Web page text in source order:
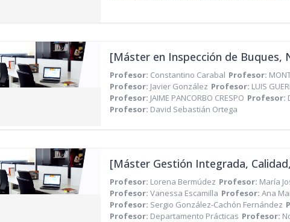
Profesor: Constantino Carabal Profesor:
Profesor: Javier González Profesor: LUIS
Profesor: JAIME PANCORBO CRESPO Profesor:
Profesor: David Sebastián Ortega
Profesor: Lorena Bermúdez Profesor: María
Profesor: Vanessa Escamilla Profesor: Ana
Profesor: Sergio González-Cachón Fernández
Profesor: Departamento Prácticas Profesor: